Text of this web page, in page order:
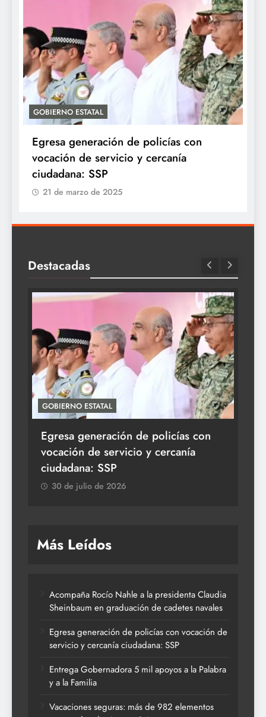
GOBIERNO ESTATAL
Egresa generación de policías con
vocación de servicio y cercanía
ciudadana: SSP
21 de marzo de 2025
Destacadas
GOBIERNO ESTATAL
Egresa generación de policías con
vocación de servicio y cercanía
ciudadana: SSP
30 de julio de 2026
Más Leídos
Acompaña Rocío Nahle a la presidenta Claudia
Sheinbaum en graduación de cadetes navales
Egresa generación de policías con vocación de
servicio y cercanía ciudadana: SSP
Entrega Gobernadora 5 mil apoyos a la Palabra
y a la Familia
Vacaciones seguras: más de 982 elementos